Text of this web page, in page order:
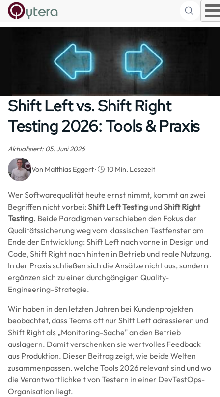
Skip to main content Suche
Shift Left vs. Shift Right
Testing 2026: Tools & Praxis
Aktualisiert: 05. Juni 2026
Von Matthias Eggert · 🕒 10 Min. Lesezeit
Wer Softwarequalität heute ernst nimmt, kommt an zwei
Begriffen nicht vorbei: Shift Left Testing undShift Right
Testing. Beide Paradigmen verschieben den Fokus der
Qualitätssicherung weg vom klassischen Testfenster am
Ende der Entwicklung: Shift Left nach vorne in Design und
Code, Shift Right nach hinten in Betrieb und reale Nutzung.
In der Praxis schließen sich die Ansätze nicht aus, sondern
ergänzen sich zu einer durchgängigen Quality-
Engineering-Strategie.
Wir haben in den letzten Jahren bei Kundenprojekten
beobachtet, dass Teams oft nur Shift Left adressieren und
Shift Right als „Monitoring-Sache" an den Betrieb
auslagern. Damit verschenken sie wertvolles Feedback
aus Produktion. Dieser Beitrag zeigt, wie beide Welten
zusammenpassen, welche Tools 2026 relevant sind und wo
die Verantwortlichkeit von Testern in einer DevTestOps-
Organisation liegt.